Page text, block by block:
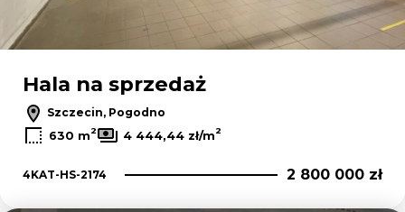
Hala na sprzedaż
Szczecin, Pogodno
630 m2 4 444,44 zł/m2
4KAT-HS-2174 2 800 000 zł